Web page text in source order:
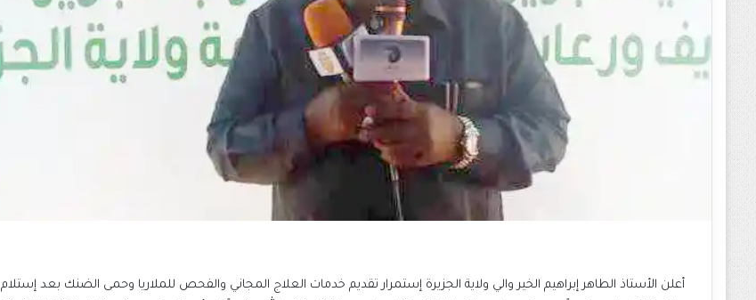
أعلن الأستاذ الطاهر إبراهيم الخير والي ولاية الجزيرة إستمرار تقديم خدمات العلاج المجاني والفحص للملاريا وحمى الضنك بعد إستلام